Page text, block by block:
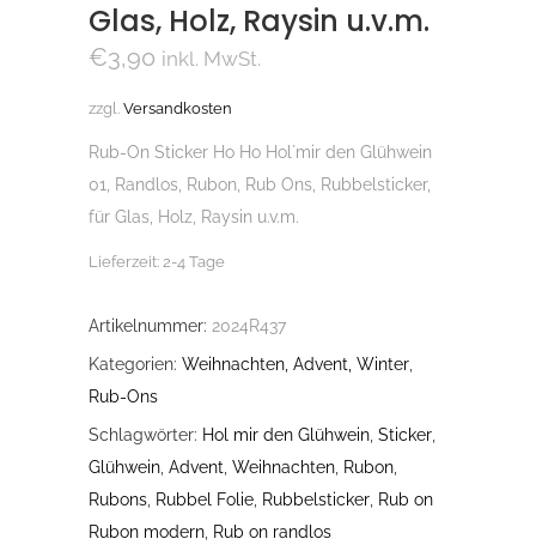
Glas, Holz, Raysin u.v.m.
€3,90 inkl. MwSt.
zzgl. Versandkosten
Rub-On Sticker Ho Ho Hol´mir den Glühwein
01, Randlos, Rubon, Rub Ons, Rubbelsticker,
für Glas, Holz, Raysin u.v.m.
Lieferzeit: 2-4 Tage
Artikelnummer: 2024R437
Kategorien: Weihnachten, Advent, Winter
Rub-Ons
Schlagwörter: Hol mir den Glühwein Sticker
Glühwein Advent Weihnachten Rubon
Rubons Rubbel Folie Rubbelsticker Rub on
Rubon modern Rub on randlos